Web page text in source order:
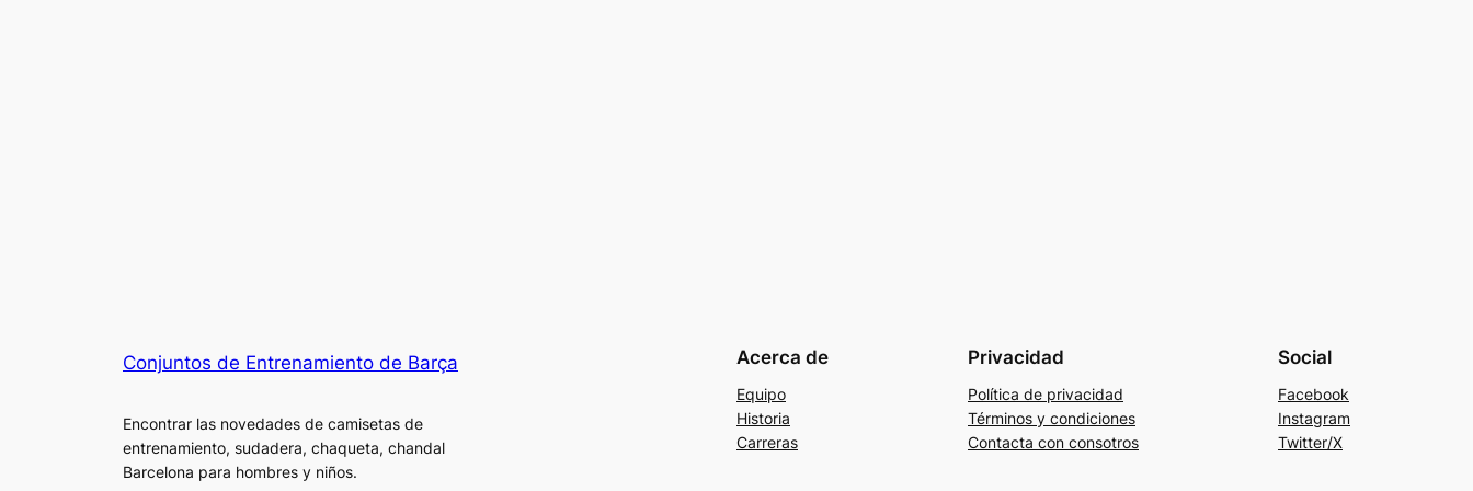
Conjuntos de Entrenamiento de Barça
Encontrar las novedades de camisetas de
entrenamiento, sudadera, chaqueta, chandal
Barcelona para hombres y niños.
Acerca de
Equipo
Historia
Carreras
Privacidad
Política de privacidad
Términos y condiciones
Contacta con consotros
Social
Facebook
Instagram
Twitter/X